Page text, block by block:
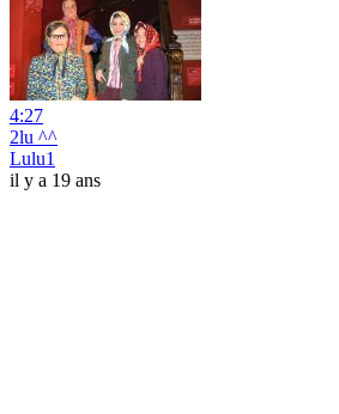
4:27
2lu ^^
Lulu1
il y a 19 ans